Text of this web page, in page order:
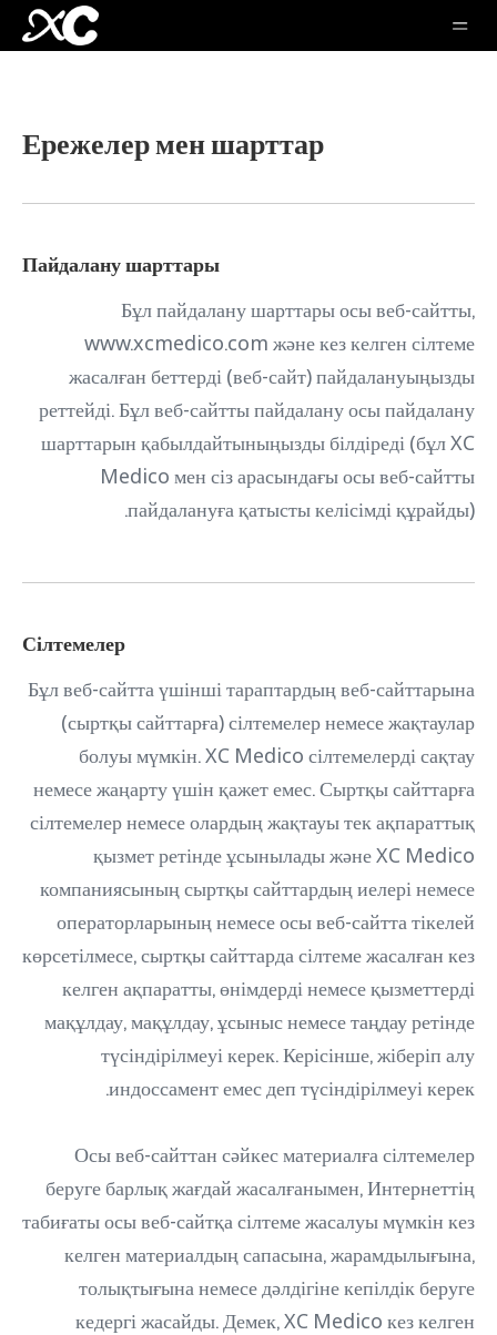
Ережелер мен шарттар
Пайдалану шарттары
Бұл пайдалану шарттары осы веб-сайтты,
www.xcmedico.com және кез келген сілтеме
жасалған беттерді (веб-сайт) пайдалануыңызды
реттейді. Бұл веб-сайтты пайдалану осы пайдалану
шарттарын қабылдайтыныңызды білдіреді (бұл XC
Medico мен сіз арасындағы осы веб-сайтты
пайдалануға қатысты келісімді құрайды).
Сілтемелер
Бұл веб-сайтта үшінші тараптардың веб-сайттарына
(сыртқы сайттарға) сілтемелер немесе жақтаулар
болуы мүмкін. XC Medico сілтемелерді сақтау
немесе жаңарту үшін қажет емес. Сыртқы сайттарға
сілтемелер немесе олардың жақтауы тек ақпараттық
қызмет ретінде ұсынылады және XC Medico
компаниясының сыртқы сайттардың иелері немесе
операторларының немесе осы веб-сайтта тікелей
көрсетілмесе, сыртқы сайттарда сілтеме жасалған кез
келген ақпаратты, өнімдерді немесе қызметтерді
мақұлдау, мақұлдау, ұсыныс немесе таңдау ретінде
түсіндірілмеуі керек. Керісінше, жіберіп алу
индоссамент емес деп түсіндірілмеуі керек.
Осы веб-сайттан сәйкес материалға сілтемелер
беруге барлық жағдай жасалғанымен, Интернеттің
табиғаты осы веб-сайтқа сілтеме жасалуы мүмкін кез
келген материалдың сапасына, жарамдылығына,
толықтығына немесе дәлдігіне кепілдік беруге
кедергі жасайды. Демек, XC Medico кез келген